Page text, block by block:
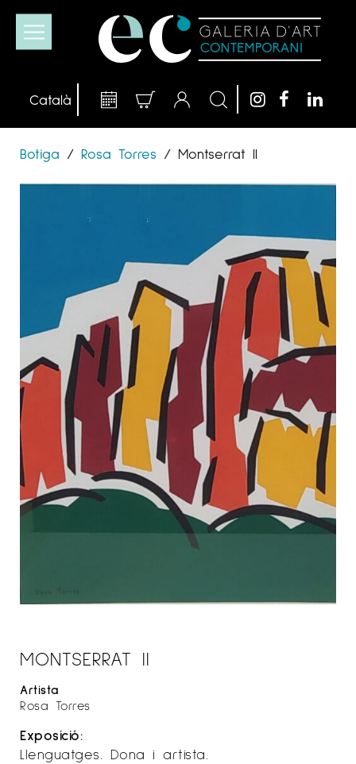
Botiga / Rosa Torres / Montserrat II
MONTSERRAT II
Artista
Rosa Torres
Exposició:
Llenguatges. Dona i artista.